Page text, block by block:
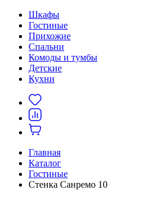
Шкафы
Гостиные
Прихожие
Спальни
Комоды и тумбы
Детские
Кухни
Главная
Каталог
Гостиные
Стенка Санремо 10